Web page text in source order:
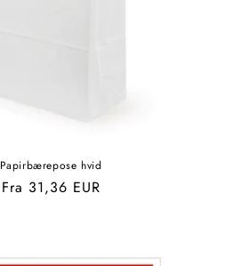
Papirbærepose hvid
Normalpris
Fra 31,36 EUR